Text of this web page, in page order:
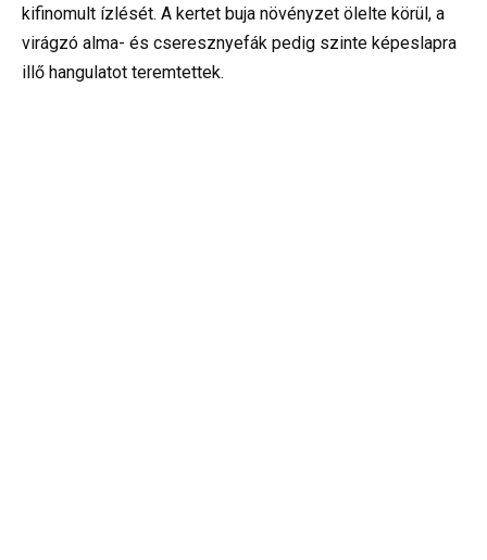
kifinomult ízlését. A kertet buja növényzet ölelte körül, a
virágzó alma- és cseresznyefák pedig szinte képeslapra
illő hangulatot teremtettek.